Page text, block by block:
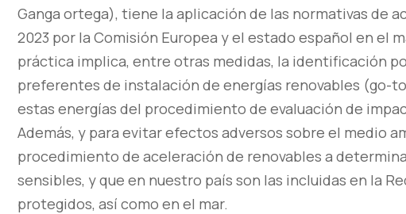
Ganga ortega), tiene la aplicación de las normativas de
2023 por la Comisión Europea y el estado español en el
práctica implica, entre otras medidas, la identificación
preferentes de instalación de energías renovables (go-
estas energías del procedimiento de evaluación de
Además, y para evitar efectos adversos sobre el medio
procedimiento de aceleración de renovables a
sensibles, y que en nuestro país son las incluidas en la
protegidos, así como en el mar.